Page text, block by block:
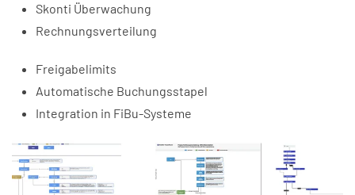
Skonti Überwachung
Rechnungsverteilung
Freigabelimits
Automatische Buchungsstapel
Integration in FiBu-Systeme